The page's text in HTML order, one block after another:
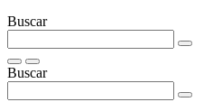
Buscar
Buscar